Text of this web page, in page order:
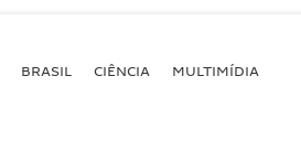
BRASIL CIÊNCIA MULTIMÍDIA